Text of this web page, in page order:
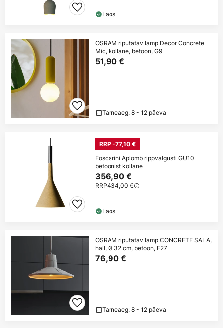
Laos
OSRAM riputatav lamp Decor Concrete
Mic, kollane, betoon, G9
51,90 €
Tarneaeg: 8 - 12 päeva
RRP -77,10 €
Foscarini Aplomb rippvalgusti GU10
betoonist kollane
356,90 €
RRP434,00 €
Laos
OSRAM riputatav lamp CONCRETE SALA,
hall, Ø 32 cm, betoon, E27
76,90 €
Tarneaeg: 8 - 12 päeva